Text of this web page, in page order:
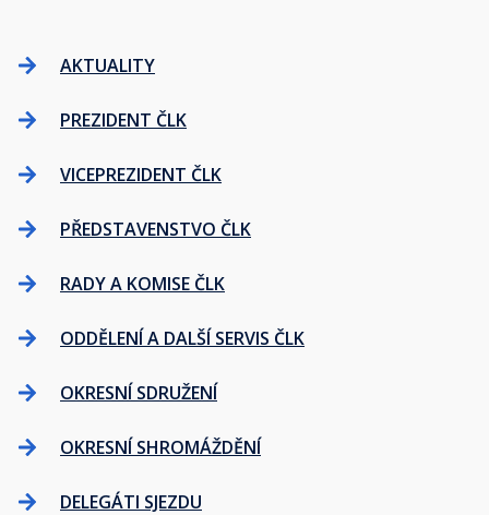
AKTUALITY
PREZIDENT ČLK
VICEPREZIDENT ČLK
PŘEDSTAVENSTVO ČLK
RADY A KOMISE ČLK
ODDĚLENÍ A DALŠÍ SERVIS ČLK
OKRESNÍ SDRUŽENÍ
OKRESNÍ SHROMÁŽDĚNÍ
DELEGÁTI SJEZDU